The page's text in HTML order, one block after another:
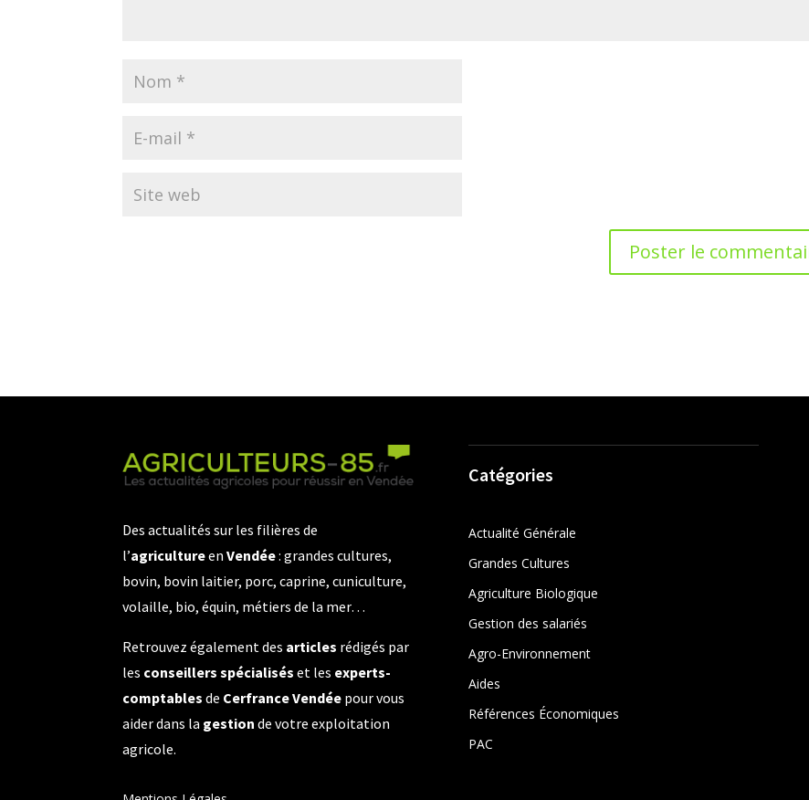
Des actualités sur les filières de
l’agricultureenVendée: grandes cultures,
bovin, bovin laitier, porc, caprine, cuniculture,
volaille, bio, équin, métiers de la mer…
Retrouvez également des articles rédigés par
les conseillers spécialisés et les experts-
comptables de Cerfrance Vendée pour vous
aider dans la gestion de votre exploitation
agricole.
Catégories
Actualité Générale
Grandes Cultures
Agriculture Biologique
Gestion des salariés
Agro-Environnement
Aides
Références Économiques
PAC